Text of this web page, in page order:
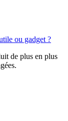
ou gadget ?
de plus en plus